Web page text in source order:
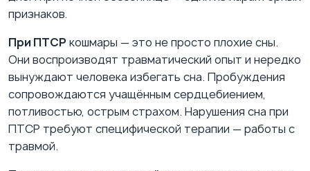
признаков.
При ПТСР кошмары — это не просто плохие сны.
Они воспроизводят травматический опыт и нередко
вынуждают человека избегать сна. Пробуждения
сопровождаются учащённым сердцебиением,
потливостью, острым страхом. Нарушения сна при
ПТСР требуют специфической терапии — работы с
травмой.